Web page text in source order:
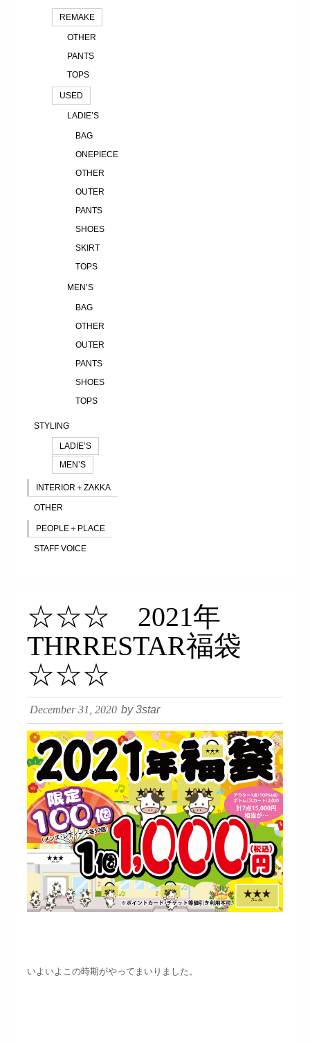
REMAKE
OTHER
PANTS
TOPS
USED
LADIE’S
BAG
ONEPIECE
OTHER
OUTER
PANTS
SHOES
SKIRT
TOPS
MEN’S
BAG
OTHER
OUTER
PANTS
SHOES
TOPS
STYLING
LADIE’S
MEN’S
INTERIOR＋ZAKKA
OTHER
PEOPLE＋PLACE
STAFF VOICE
☆☆☆ 2021年
THRRESTAR福袋
☆☆☆
December 31, 2020 by 3star
いよいよこの時期がやってまいりました。